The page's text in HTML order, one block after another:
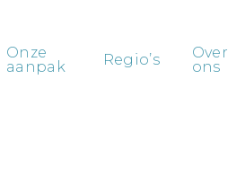
Onze
aanpak
Regio’s
Over
ons